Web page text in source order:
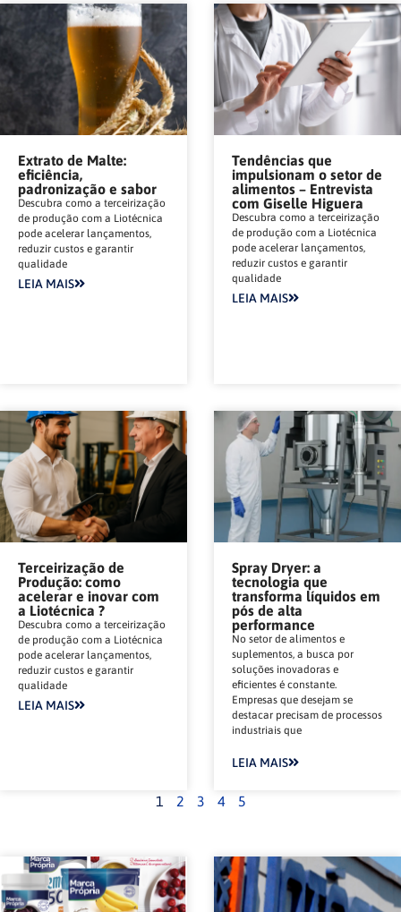
Extrato de Malte:
eficiência,
padronização e sabor
Descubra como a terceirização
de produção com a Liotécnica
pode acelerar lançamentos,
reduzir custos e garantir
qualidade
LEIA MAIS
Tendências que
impulsionam o setor de
alimentos – Entrevista
com Giselle Higuera
Descubra como a terceirização
de produção com a Liotécnica
pode acelerar lançamentos,
reduzir custos e garantir
qualidade
LEIA MAIS
Terceirização de
Produção: como
acelerar e inovar com
a Liotécnica ?
Descubra como a terceirização
de produção com a Liotécnica
pode acelerar lançamentos,
reduzir custos e garantir
qualidade
LEIA MAIS
Spray Dryer: a
tecnologia que
transforma líquidos em
pós de alta
performance
No setor de alimentos e
suplementos, a busca por
soluções inovadoras e
eficientes é constante.
Empresas que desejam se
destacar precisam de processos
industriais que
LEIA MAIS
1 2 3 4 5